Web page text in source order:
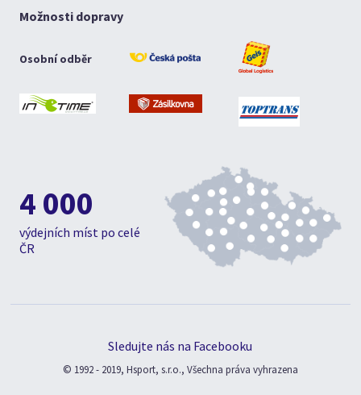
Možnosti dopravy
Osobní odběr
4 000
výdejních míst po celé
ČR
Sledujte nás na Facebooku
© 1992 - 2019, Hsport, s.r.o., Všechna práva vyhrazena